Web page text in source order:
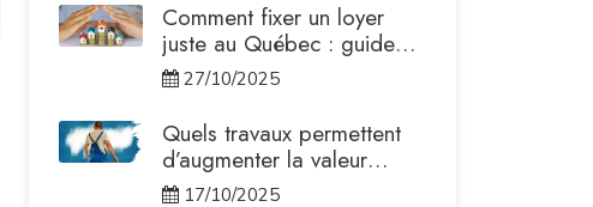
Comment fixer un loyer
juste au Québec : guide
complet pour propriétaires.
27/10/2025
Quels travaux permettent
d’augmenter la valeur
locative d’un immeuble ?
17/10/2025